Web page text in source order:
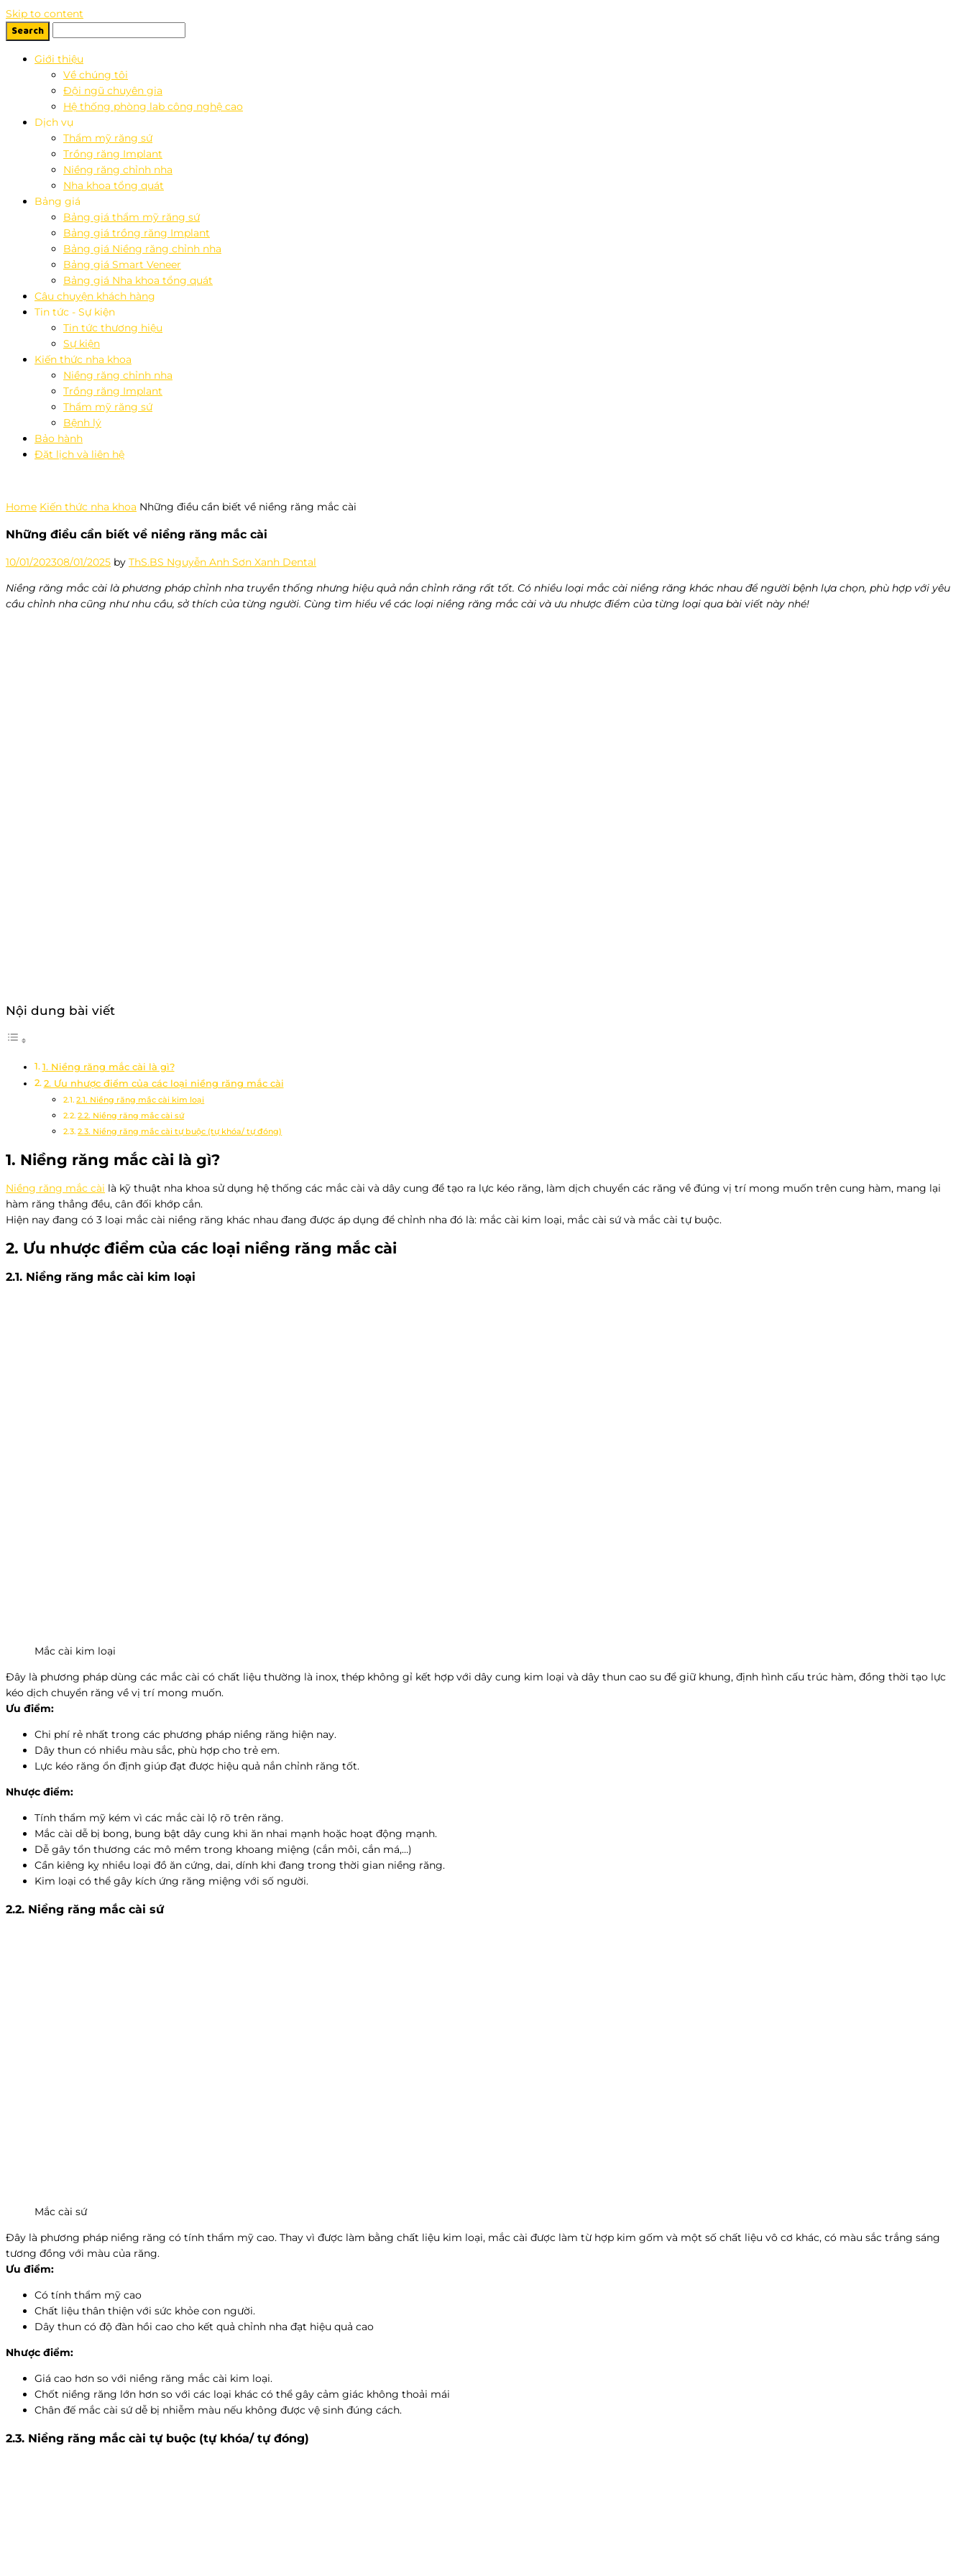
Skip to content
Giới thiệu
Về chúng tôi
Đội ngũ chuyên gia
Hệ thống phòng lab công nghệ cao
Dịch vụ
Thẩm mỹ răng sứ
Trồng răng Implant
Niềng răng chỉnh nha
Nha khoa tổng quát
Bảng giá
Bảng giá thẩm mỹ răng sứ
Bảng giá trồng răng Implant
Bảng giá Niềng răng chỉnh nha
Bảng giá Smart Veneer
Bảng giá Nha khoa tổng quát
Câu chuyện khách hàng
Tin tức - Sự kiện
Tin tức thương hiệu
Sự kiện
Kiến thức nha khoa
Niềng răng chỉnh nha
Trồng răng Implant
Thẩm mỹ răng sứ
Bệnh lý
Bảo hành
Đặt lịch và liên hệ
Home Kiến thức nha khoa Những điều cần biết về niềng răng mắc cài
Những điều cần biết về niềng răng mắc cài
10/01/202308/01/2025 by ThS.BS Nguyễn Anh Sơn Xanh Dental
Niềng răng mắc cài là phương pháp chỉnh nha truyền thống nhưng hiệu quả nắn chỉnh răng rất tốt. Có nhiều loại mắc cài niềng răng khác nhau để người bệnh lựa chọn, phù hợp với yêu
cầu chỉnh nha cũng như nhu cầu, sở thích của từng người. Cùng tìm hiểu về các loại niềng răng mắc cài và ưu nhược điểm của từng loại qua bài viết này nhé!
Nội dung bài viết
1. Niềng răng mắc cài là gì?
2. Ưu nhược điểm của các loại niềng răng mắc cài
2.1. Niềng răng mắc cài kim loại
2.2. Niềng răng mắc cài sứ
2.3. Niềng răng mắc cài tự buộc (tự khóa/ tự đóng)
1. Niềng răng mắc cài là gì?
Niềng răng mắc cài là kỹ thuật nha khoa sử dụng hệ thống các mắc cài và dây cung để tạo ra lực kéo răng, làm dịch chuyển các răng về đúng vị trí mong muốn trên cung hàm, mang lại
hàm răng thẳng đều, cân đối khớp cắn.
Hiện nay đang có 3 loại mắc cài niềng răng khác nhau đang được áp dụng để chỉnh nha đó là: mắc cài kim loại, mắc cài sứ và mắc cài tự buộc.
2. Ưu nhược điểm của các loại niềng răng mắc cài
2.1. Niềng răng mắc cài kim loại
Mắc cài kim loại
Đây là phương pháp dùng các mắc cài có chất liệu thường là inox, thép không gỉ kết hợp với dây cung kim loại và dây thun cao su để giữ khung, định hình cấu trúc hàm, đồng thời tạo lực
kéo dịch chuyển răng về vị trí mong muốn.
Ưu điểm:
Chi phí rẻ nhất trong các phương pháp niềng răng hiện nay.
Dây thun có nhiều màu sắc, phù hợp cho trẻ em.
Lực kéo răng ổn định giúp đạt được hiệu quả nắn chỉnh răng tốt.
Nhược điểm:
Tính thẩm mỹ kém vì các mắc cài lộ rõ trên răng.
Mắc cài dễ bị bong, bung bật dây cung khi ăn nhai mạnh hoặc hoạt động mạnh.
Dễ gây tổn thương các mô mềm trong khoang miệng (cắn môi, cắn má,…)
Cần kiêng kỵ nhiều loại đồ ăn cứng, dai, dính khi đang trong thời gian niềng răng.
Kim loại có thể gây kích ứng răng miệng với số người.
2.2. Niềng răng mắc cài sứ
Mắc cài sứ
Đây là phương pháp niềng răng có tính thẩm mỹ cao. Thay vì được làm bằng chất liệu kim loại, mắc cài được làm từ hợp kim gốm và một số chất liệu vô cơ khác, có màu sắc trắng sáng
tương đồng với màu của răng.
Ưu điểm:
Có tính thẩm mỹ cao
Chất liệu thân thiện với sức khỏe con người.
Dây thun có độ đàn hồi cao cho kết quả chỉnh nha đạt hiệu quả cao
Nhược điểm:
Giá cao hơn so với niềng răng mắc cài kim loại.
Chốt niềng răng lớn hơn so với các loại khác có thể gây cảm giác không thoải mái
Chân đế mắc cài sứ dễ bị nhiễm màu nếu không được vệ sinh đúng cách.
2.3. Niềng răng mắc cài tự buộc (tự khóa/ tự đóng)